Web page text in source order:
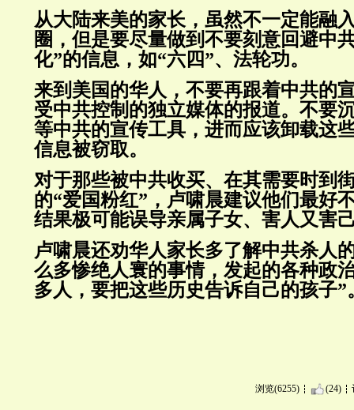
从大陆来美的家长，虽然不一定能融
圈，但是要尽量做到不要刻意回避中
化”的信息，如“六四”、法轮功。
来到美国的华人，不要再跟着中共的
受中共控制的独立媒体的报道。不要
等中共的宣传工具，进而应该卸载这
信息被窃取。
对于那些被中共收买、在其需要时到
的“爱国粉红”，卢啸晨建议他们最好
结果极可能误导亲属子女、害人又害
卢啸晨还劝华人家长多了解中共杀人
么多惨绝人寰的事情，发起的各种政
多人，要把这些历史告诉自己的孩子”
浏览(6255) (24)